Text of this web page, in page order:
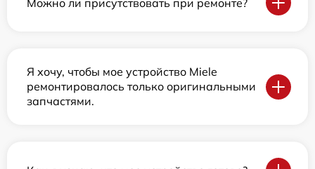
Я хочу, чтобы мое устройство Miele
ремонтировалось только оригинальными
запчастями.